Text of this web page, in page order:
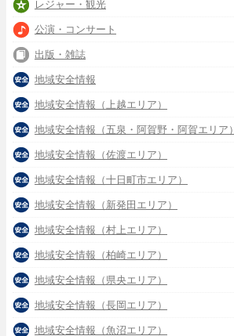
レジャー・観光
公演・コンサート
出版・雑誌
地域安全情報
地域安全情報（上越エリア）
地域安全情報（五泉・阿賀野・阿賀エリア）
地域安全情報（佐渡エリア）
地域安全情報（十日町市エリア）
地域安全情報（新発田エリア）
地域安全情報（村上エリア）
地域安全情報（柏崎エリア）
地域安全情報（県央エリア）
地域安全情報（長岡エリア）
地域安全情報（魚沼エリア）